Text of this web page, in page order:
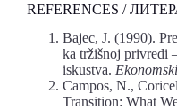
REFERENCES /
Bajec, J. (1990).
ka tržišnoj privredi
iskustva.
Campos, N.,
Transition: What